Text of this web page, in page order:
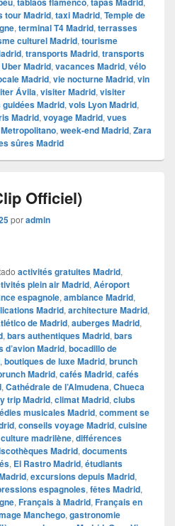
tour Madrid, taxi Madrid, Temple de
, terminal T4 Madrid, terrasses
culturel Madrid, tourisme
, transports Madrid, transports
Uber Madrid, vacances Madrid, vélo
Madrid, vie nocturne Madrid, vin
Ávila, visiter Madrid, visiter
Madrid, vols Lyon Madrid,
Madrid, voyage Madrid, vues
, week-end Madrid, Zara
sûres Madrid
Officiel)
poradmin
activités gratuites Madrid,
plein air Madrid, Aéroport
espagnole, ambiance Madrid,
Madrid, architecture Madrid,
de Madrid, auberges Madrid,
, bars authentiques Madrid, bars
d’avion Madrid, bocadillo de
, boutiques de luxe Madrid, brunch
Madrid, cafés Madrid, cafés
, Cathédrale de l’Almudena, Chueca
trip Madrid, climat Madrid, clubs
musicales Madrid, comment se
, conseils voyage Madrid, cuisine
culture madrilène, différences
Madrid, documents
, El Rastro Madrid, étudiants
, excursions depuis Madrid,
espagnoles, fêtes Madrid,
, Français à Madrid, Français en
Manchego, gastronomie